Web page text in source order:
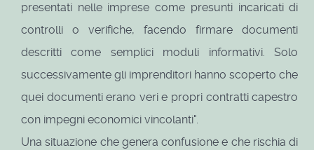
presentati nelle imprese come presunti incaricati di
controlli o verifiche, facendo firmare documenti
descritti come semplici moduli informativi. Solo
successivamente gli imprenditori hanno scoperto che
quei documenti erano veri e propri contratti capestro
con impegni economici vincolanti".
Una situazione che genera confusione e che rischia di